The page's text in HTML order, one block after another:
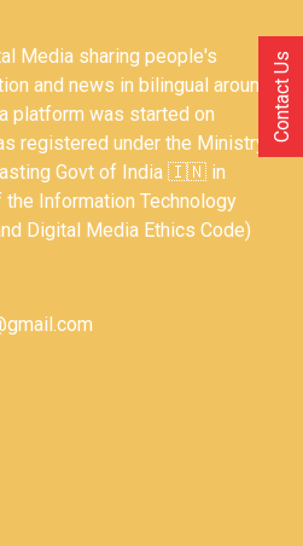
Media sharing people's
and news in bilingual around
platform was started on
registered under the Ministry
Govt of India 🇮🇳 in
Information Technology
Digital Media Ethics Code)
Contact Us